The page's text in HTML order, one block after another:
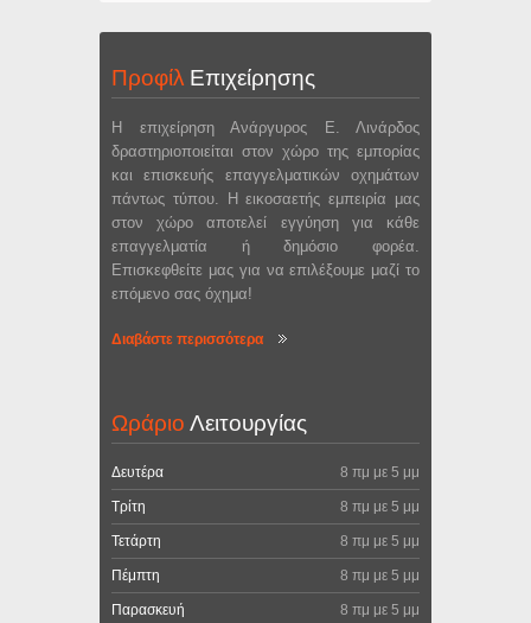
Προφίλ Επιχείρησης
Η επιχείρηση Ανάργυρος Ε. Λινάρδος
δραστηριοποιείται στον χώρο της εμπορίας
και επισκευής επαγγελματικών οχημάτων
πάντως τύπου. Η εικοσαετής εμπειρία μας
στον χώρο αποτελεί εγγύηση για κάθε
επαγγελματία ή δημόσιο φορέα.
Επισκεφθείτε μας για να επιλέξουμε μαζί το
επόμενο σας όχημα!
Διαβάστε περισσότερα
ΩράριοΛειτουργίας
Δευτέρα 8 πμ με 5 μμ
Τρίτη 8 πμ με 5 μμ
Τετάρτη 8 πμ με 5 μμ
Πέμπτη 8 πμ με 5 μμ
Παρασκευή 8 πμ με 5 μμ